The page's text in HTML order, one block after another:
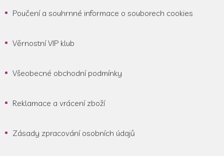
Poučení a souhrnné informace o souborech cookies
Věrnostní VIP klub
Všeobecné obchodní podmínky
Reklamace a vrácení zboží
Zásady zpracování osobních údajů